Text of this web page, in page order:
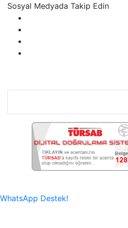
Sosyal Medyada Takip Edin
WhatsApp Destek!